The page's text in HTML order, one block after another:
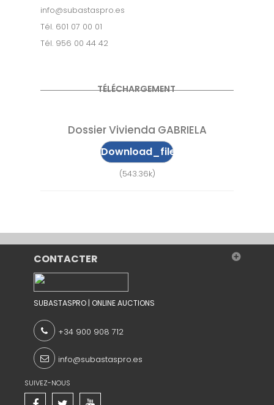
info@subastaspro.es
Tél. 601 07 00 01
Tél. 956 00 44 42
TÉLÉCHARGEMENT
Dossier Vivienda GABRIELA
Download_file
(543.36k)
CONTACTER
SUBASTASPRO | ONLINE AUCTIONS
+34 900 908 712
info@subastaspro.es
SUIVEZ-NOUS